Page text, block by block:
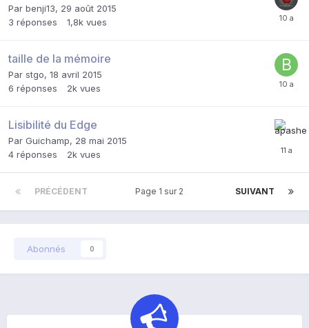
Par benji13, 29 août 2015
3 réponses 1,8k vues
taille de la mémoire
Par stgo, 18 avril 2015
6 réponses 2k vues
Lisibilité du Edge
Par Guichamp, 28 mai 2015
4 réponses 2k vues
PRÉCÉDENT SUIVANT
Page 1 sur 2
Abonnés 0